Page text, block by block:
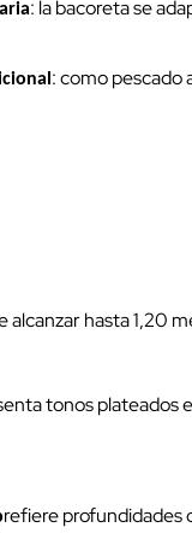
: la bacoreta se
: como pescado
alcanzar hasta 1,20
tonos plateados
refiere profundidades